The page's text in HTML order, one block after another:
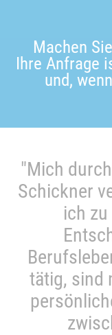
Machen
Ihre Anfrage
und,
"Mich
Schickner
ich
tätig, sind